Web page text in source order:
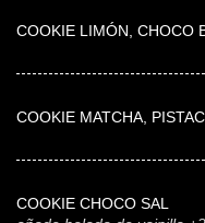
COOKIE LIMÓN, CHOCO
COOKIE MATCHA,
COOKIE CHOCO SAL